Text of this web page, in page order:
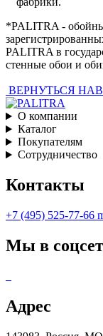
*PALITRA -
PALITRA в
стенные обои и
ВЕРНУТЬСЯ
О компании
Каталог
Покупателям
Сотрудничество
Контакты
+7 (495) 525-77-66
Мы в
Адрес